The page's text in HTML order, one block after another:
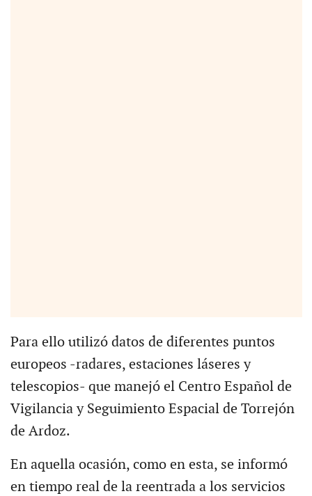
Para ello utilizó datos de diferentes puntos
europeos -radares, estaciones láseres y
telescopios- que manejó el Centro Español de
Vigilancia y Seguimiento Espacial de Torrejón
de Ardoz.
En aquella ocasión, como en esta, se informó
en tiempo real de la reentrada a los servicios